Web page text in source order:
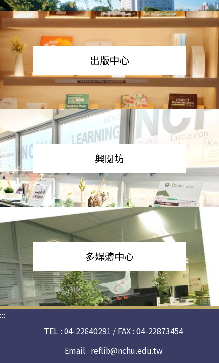
出版中心
興閱坊
多媒體中心
:::
TEL : 04-22840291 / FAX : 04-22873454
Email : reflib@nchu.edu.tw